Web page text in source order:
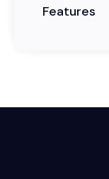
Features